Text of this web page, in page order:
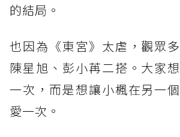
的結局。
也因為《東宮》太虐，觀眾
陳星旭、彭小苒二搭。大家
一次，而是想讓小楓在另一
愛一次。